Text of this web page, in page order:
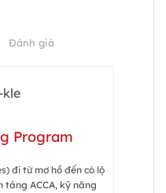
Đánh giá
Program
đi từ mơ hồ đến có lộ
tảng ACCA, kỹ năng